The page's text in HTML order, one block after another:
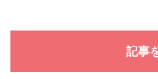
記事